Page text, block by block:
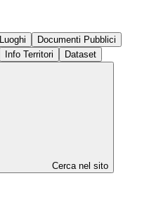
Luoghi
Documenti Pubblici
Info Territori Dataset
Cerca nel sito